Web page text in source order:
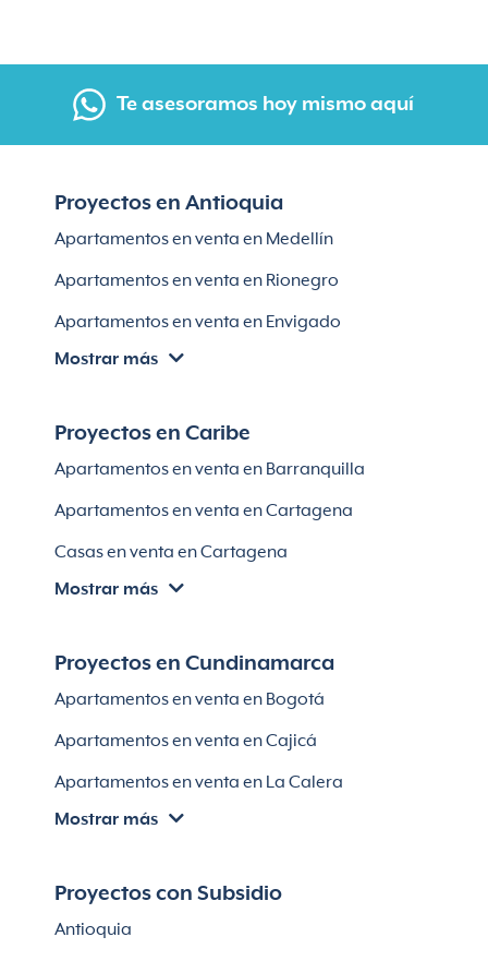
Te asesoramos hoy mismo aquí
Proyectos en Antioquia
Apartamentos en venta en Medellín
Apartamentos en venta en Rionegro
Apartamentos en venta en Envigado
Apartamentos en venta en Itagüí
Apartamentos en venta en Bello
Mostrar más
Proyectos en Caribe
Apartamentos en venta en Barranquilla
Apartamentos en venta en Cartagena
Casas en venta en Cartagena
Villas en Cartagena
Apartamentos en venta en Soledad
Mostrar más
Proyectos en Cundinamarca
Apartamentos en venta en Bogotá
Apartamentos en venta en Cajicá
Apartamentos en venta en La Calera
Apartamentos en venta en Chía
Casas en Cajicá
Mostrar más
Proyectos con Subsidio
Antioquia